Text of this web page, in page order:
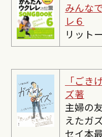
みんな
レ６
リット
「ごき
ズ著
主婦の
えたガ
セイ本